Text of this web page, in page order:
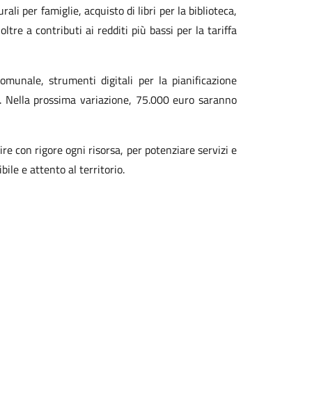
per famiglie, acquisto di libri per la biblioteca,
a contributi ai redditi più bassi per la tariffa
strumenti digitali per la pianificazione
prossima variazione, 75.000 euro saranno
con rigore ogni risorsa, per potenziare servizi e
e attento al territorio.